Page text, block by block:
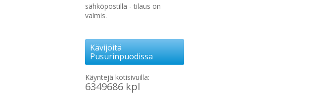
sähköpostilla - tilaus on
valmis.
Kävijöitä
Pusurinpuodissa
Käyntejä kotisivuilla:
6349686 kpl